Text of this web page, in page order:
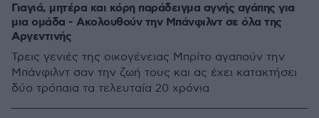
Γιαγιά, μητέρα και κόρη παράδειγμα αγνής αγάπης για
μια ομάδα - Ακολουθούν την Μπάνφιλντ σε όλα της
Αργεντινής
Τρεις γενιές της οικογένειας Μπρίτο αγαπούν την
Μπάνφιλντ σαν την ζωή τους και ας έχει κατακτήσει
δύο τρόπαια τα τελευταία 20 χρόνια